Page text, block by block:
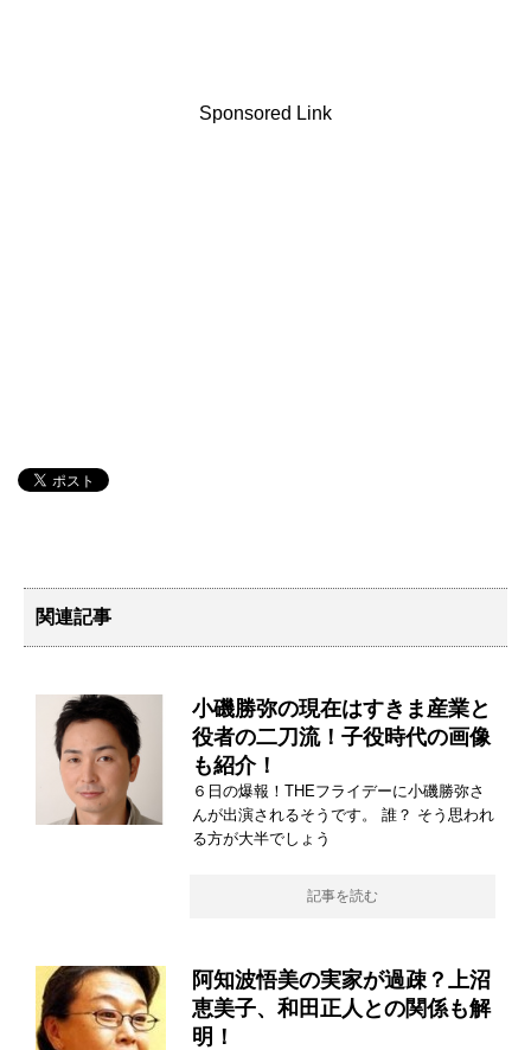
Sponsored Link
関連記事
小磯勝弥の現在はすきま産業と
役者の二刀流！子役時代の画像
も紹介！
６日の爆報！THEフライデーに小磯勝弥さ
んが出演されるそうです。 誰？ そう思われ
る方が大半でしょう
記事を読む
阿知波悟美の実家が過疎？上沼
恵美子、和田正人との関係も解
明！